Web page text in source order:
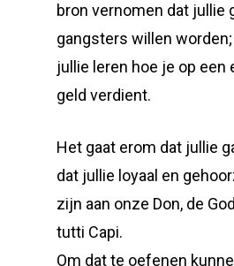
bron vernomen dat jullie
gangsters willen
jullie leren hoe je op een
geld verdient.
Het gaat erom dat jullie
dat jullie loyaal en
zijn aan onze Don, de
tutti Capi.
Om dat te oefenen